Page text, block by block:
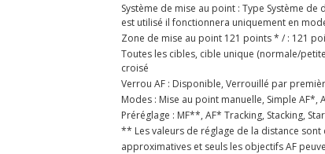
Système de mise au point : Type Système
est utilisé il fonctionnera uniquement en
Zone de mise au point 121 points * / : 121
Toutes les cibles, cible unique (normale/
croisé
Verrou AF : Disponible, Verrouillé par
Modes : Mise au point manuelle, Simple AF*,
Préréglage : MF**, AF* Tracking, Stacking,
** Les valeurs de réglage de la distance sont
approximatives et seuls les objectifs AF